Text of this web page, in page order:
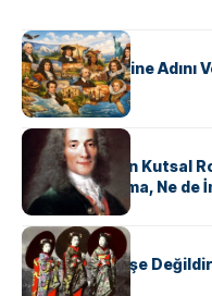
KÜLTÜR
ABD Eyaletlerine Adını
KÜLTÜR
Voltaire Neden Kutsal
Kutsal, Ne Roma, Ne
KÜLTÜR
Geyşalar Fahişe Değildir: